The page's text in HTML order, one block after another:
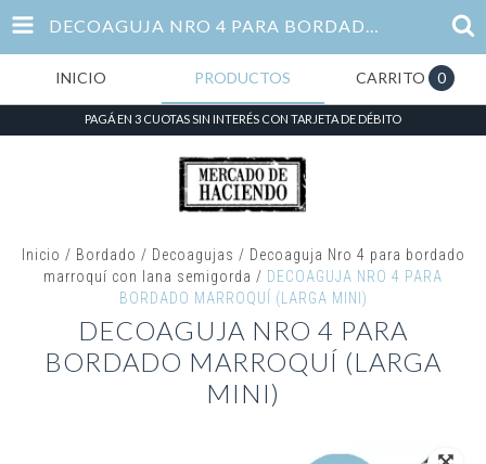
DECOAGUJA NRO 4 PARA BORDADO MARROQUÍ (LARGA MINI)
INICIO PRODUCTOS CARRITO 0
PAGÁ EN 3 CUOTAS SIN INTERÉS CON TARJETA DE DÉBITO
Inicio / Bordado / Decoagujas / Decoaguja Nro 4 para bordado
marroquí con lana semigorda / DECOAGUJA NRO 4 PARA
BORDADO MARROQUÍ (LARGA MINI)
DECOAGUJA NRO 4 PARA
BORDADO MARROQUÍ (LARGA
MINI)